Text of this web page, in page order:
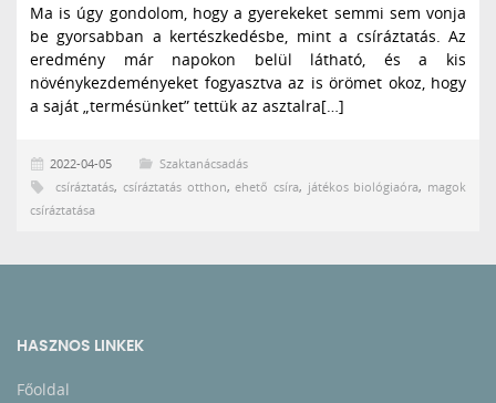
Ma is úgy gondolom, hogy a gyerekeket semmi sem vonja
be gyorsabban a kertészkedésbe, mint a csíráztatás. Az
eredmény már napokon belül látható, és a kis
növénykezdeményeket fogyasztva az is örömet okoz, hogy
a saját „termésünket” tettük az asztalra[…]
2022-04-05
Szaktanácsadás
csíráztatás, csíráztatás otthon,ehető csíra, játékos biológiaóra, magok
csíráztatása
HASZNOS LINKEK
Főoldal